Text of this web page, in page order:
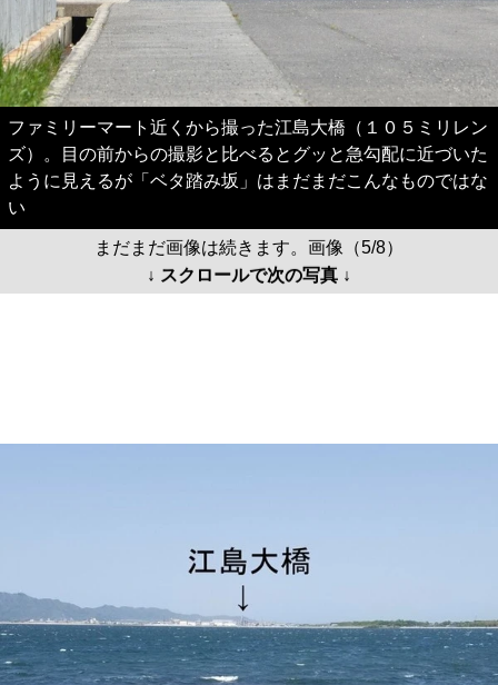
ファミリーマート近くから撮った江島大橋（１０５ミリレン
ズ）。目の前からの撮影と比べるとグッと急勾配に近づいた
ように見えるが「ベタ踏み坂」はまだまだこんなものではな
い
まだまだ画像は続きます。画像（5/8）
↓ スクロールで次の写真 ↓